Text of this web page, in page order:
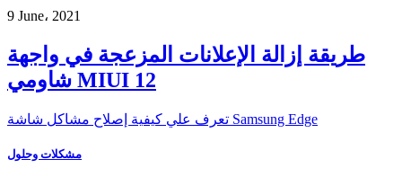
9 June، 2021
طريقة إزالة الإعلانات المزعجة في واجهة
شاومي MIUI 12
تعرف علي كيفية إصلاح مشاكل شاشة Samsung Edge
مشكلات وحلول